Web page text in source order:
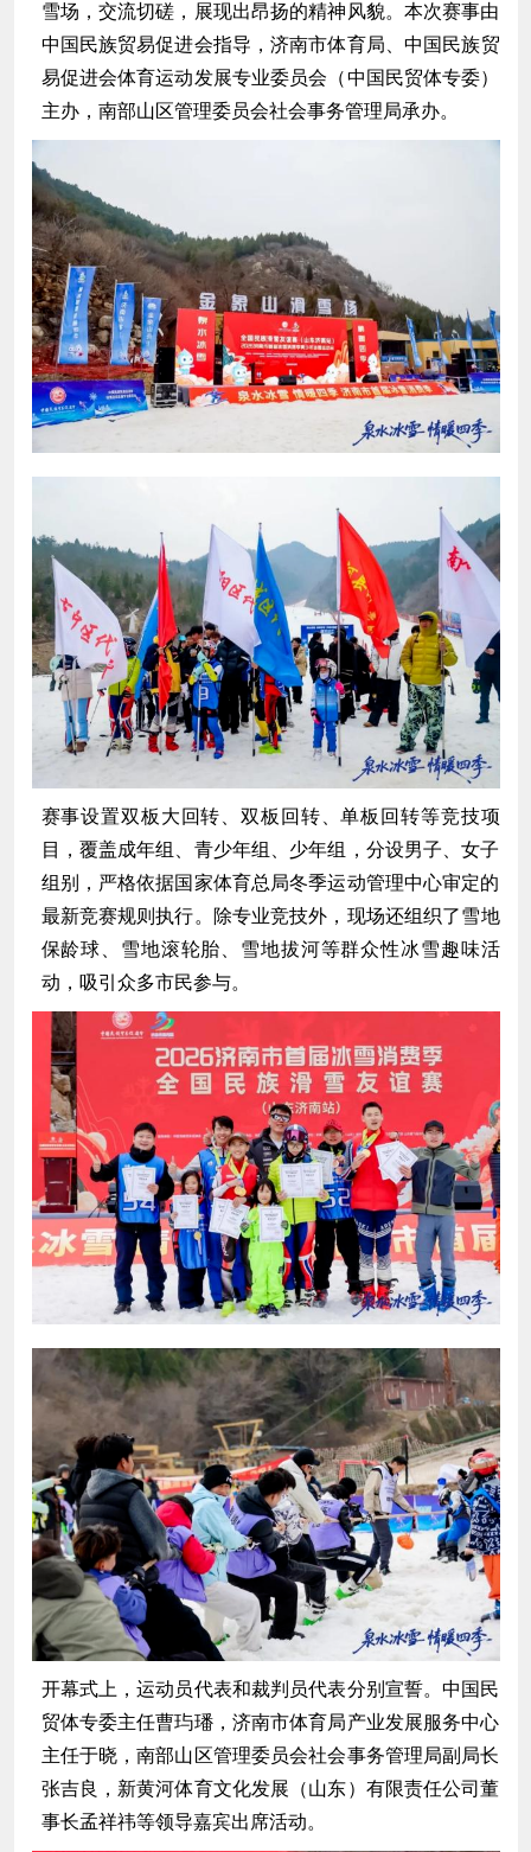
雪场，交流切磋，展现出昂扬的精神风貌。本次赛事由
中国民族贸易促进会指导，济南市体育局、中国民族贸
易促进会体育运动发展专业委员会（中国民贸体专委）
主办，南部山区管理委员会社会事务管理局承办。
赛事设置双板大回转、双板回转、单板回转等竞技项
目，覆盖成年组、青少年组、少年组，分设男子、女子
组别，严格依据国家体育总局冬季运动管理中心审定的
最新竞赛规则执行。除专业竞技外，现场还组织了雪地
保龄球 、雪地滚轮胎、雪地拔河等群众性冰雪趣味活
动，吸引众多市民参与。
开幕式上，运动员代表和裁判员代表分别宣誓。中国民
贸体专委主任曹玙璠，济南市体育局产业发展服务中心
主任于晓，南部山区管理委员会社会事务管理局副局长
张吉良，新黄河体育文化发展（山东）有限责任公司董
事长孟祥祎等领导嘉宾出席活动。